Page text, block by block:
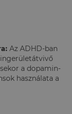
Az ADHD-ban
a dopamin-
használata a